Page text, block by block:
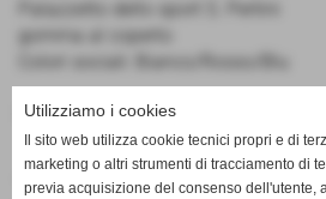
gomma al coperto
Orario di gioco: venerdì ore 21.30
Telefono:338 9481831
Utilizziamo i cookies
Il sito web utilizza cookie tecnici propri e di
marketing o altri strumenti di tracciamento di
previa acquisizione del consenso dell'utente,